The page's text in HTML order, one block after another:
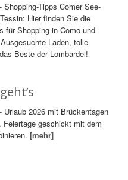
Shopping-Tipps Comer See-
Hier finden Sie die
für Shopping in Como und
Läden, tolle
Beste der Lombardei!
Urlaub 2026 mit Brückentagen
Feiertage geschickt mit dem
[mehr]